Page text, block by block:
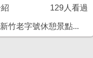
129人看過
竹老字號休憩景點...